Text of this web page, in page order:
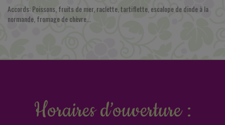
Accords: Poissons, fruits de mer, raclette, tartiflette, escalope de dinde à la
normande, fromage de chèvre...
Horaires d’ouverture :